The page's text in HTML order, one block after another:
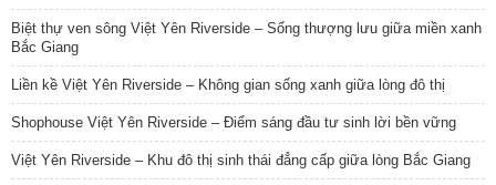
Biệt thự ven sông Việt Yên Riverside – Sống thượng lưu giữa miền xanh
Bắc Giang
Liền kề Việt Yên Riverside – Không gian sống xanh giữa lòng đô thị
Shophouse Việt Yên Riverside – Điểm sáng đầu tư sinh lời bền vững
Việt Yên Riverside – Khu đô thị sinh thái đẳng cấp giữa lòng Bắc Giang